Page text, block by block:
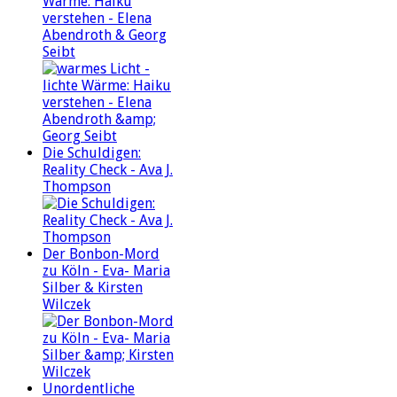
verstehen - Elena
Abendroth & Georg
Seibt
Die Schuldigen:
Reality Check - Ava J.
Thompson
Der Bonbon-Mord
zu Köln - Eva- Maria
Silber & Kirsten
Wilczek
Unordentliche